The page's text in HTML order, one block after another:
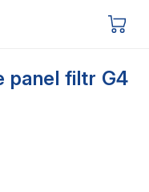
panel filtr G4